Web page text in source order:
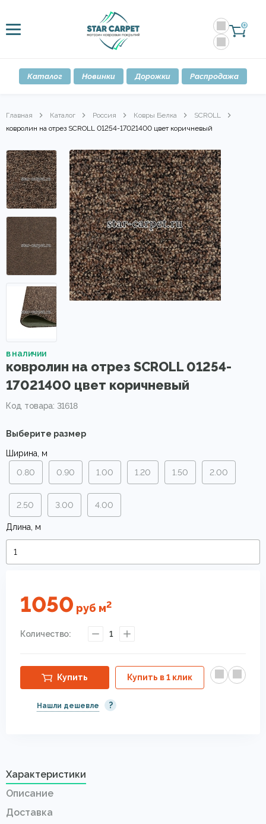
0
Каталог Новинки Дорожки Распродажа
Главная Каталог Россия Ковры Белка
SCROLL
ковролин на отрез SCROLL 01254-17021400 цвет коричневый
в наличии
ковролин на отрез SCROLL 01254-
17021400 цвет коричневый
Код товара: 31618
Выберите размер
Ширина, м
0.80
0.90 1.00 1.20 1.50 2.00
2.50 3.00 4.00
Длина, м
1050 руб м2
Количество: 1
Купить Купить в 1 клик
Нашли дешевле ?
Характеристики
Описание
Доставка